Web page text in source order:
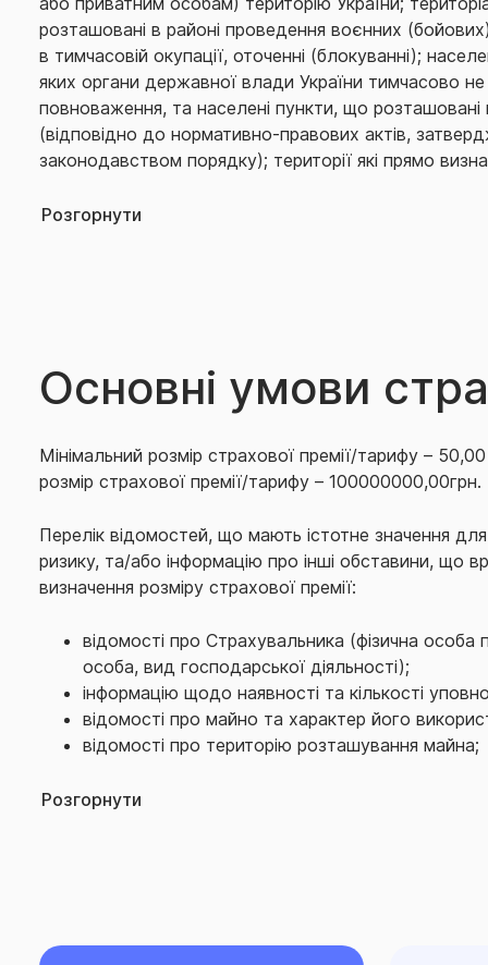
розташовані в районі проведення воєнних
в тимчасовій окупації, оточенні (блокуванні);
яких органи державної влади України тимчасово
повноваження, та населені пункти, що розташовані
(відповідно до нормативно-правових актів,
законодавством порядку); території які прямо
20 кілометрів (відстані по повітрю) від кордону з
ведення бойових дій та/або окупованої території
Страховиком при врегулюванні події, що має
геопозиції, де трапилася подія до найближчої
бойові дії/окупованої території, вказаної в
допомогою таких ресурсів:https://
На іншу територію дія цього Договору не
обмеження страхування наведено у Договорі
Розгорнути
Основні умови
Мінімальний розмір страхової премії/тарифу –
розмір страхової премії/тарифу – 100000000,00грн.
Перелік відомостей, що мають істотне значення
ризику, та/або інформацію про інші обставини, що
визначення розміру страхової премії:
відомості про Страхувальника (фізична
особа, вид господарської діяльності);
інформацію щодо наявності та кількості
відомості про майно та характер його
відомості про територію розташування майна;
випадок настання яких укладається Договір,
Строк страхування визначається в договорі
Розгорнути